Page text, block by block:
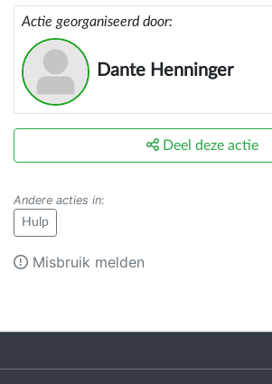
Actie georganiseerd door:
Dante Henninger
Deel deze actie
Andere acties in:
Hulp
Misbruik melden